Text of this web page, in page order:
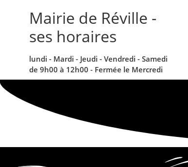
Mairie de Réville -
ses horaires
lundi - Mardi - Jeudi - Vendredi - Samedi
de 9h00 à 12h00 - Fermée le Mercredi